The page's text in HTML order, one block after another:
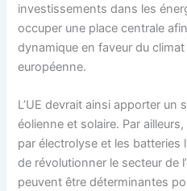
investissements dans les
occuper une place centrale
dynamique en faveur du
européenne.
L’UE devrait ainsi apporter un
éolienne et solaire. Par
par électrolyse et les
de révolutionner le secteur de
peuvent être déterminantes